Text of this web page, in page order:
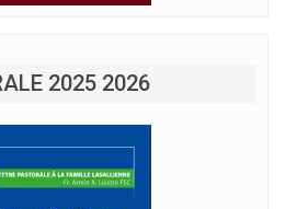
2025 2026